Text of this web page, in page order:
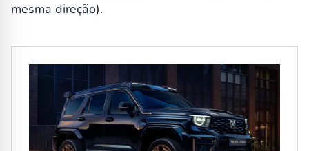
mesma direção).